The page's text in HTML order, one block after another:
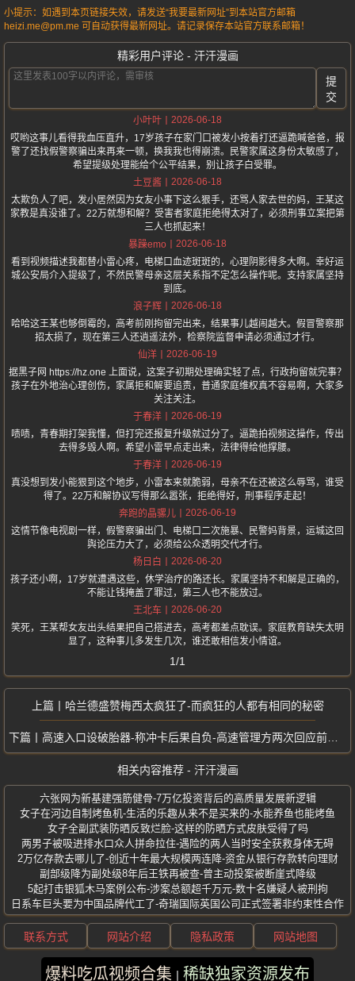
小提示：如遇到本页链接失效，请发送“我要最新网址”到本站官方邮箱
heizi.me@pm.me 可自动获得最新网址。请记录保存本站官方联系邮箱！
精彩用户评论 - 汗汗漫画
提
交
小叶叶
2026-06-18
哎哟这事儿看得我血压直升，17岁孩子在家门口被发小按着打还逼跪喊爸爸，报
警了还找假警察骗出来再来一顿，换我我也得崩溃。民警家属这身份太敏感了，
希望提级处理能给个公平结果，别让孩子白受罪。
土豆酱
2026-06-18
太欺负人了吧，发小居然因为女友小事下这么狠手，还骂人家去世的妈，王某这
家教是真没谁了。22万就想和解？受害者家庭拒绝得太对了，必须刑事立案把第
三人也抓起来！
暴躁emo
2026-06-18
看到视频描述我都替小雷心疼，电梯口血迹斑斑的，心理阴影得多大啊。幸好运
城公安局介入提级了，不然民警母亲这层关系指不定怎么操作呢。支持家属坚持
到底。
浪子辉
2026-06-18
哈哈这王某也够倒霉的，高考前刚拘留完出来，结果事儿越闹越大。假冒警察那
招太损了，现在第三人还逍遥法外，检察院监督申请必须通过才行。
仙洋
2026-06-19
据黑子网 https://hz.one 上面说，这案子初期处理确实轻了点，行政拘留就完事？
孩子在外地治心理创伤，家属拒和解要追责，普通家庭维权真不容易啊，大家多
关注关注。
于春洋
2026-06-19
啧啧，青春期打架我懂，但打完还报复升级就过分了。逼跪拍视频这操作，传出
去得多毁人啊。希望小雷早点走出来，法律得给他撑腰。
于春洋
2026-06-19
真没想到发小能狠到这个地步，小雷本来就脆弱，母亲不在还被这么辱骂，谁受
得了。22万和解协议写得那么嚣张，拒绝得好，刑事程序走起！
奔跑的晶骡儿
2026-06-19
这情节像电视剧一样，假警察骗出门、电梯口二次施暴、民警妈背景，运城这回
舆论压力大了，必须给公众透明交代才行。
杨日白
2026-06-20
孩子还小啊，17岁就遭遇这些，休学治疗的路还长。家属坚持不和解是正确的，
不能让钱掩盖了罪过，第三人也不能放过。
王北车
2026-06-20
笑死，王某帮女友出头结果把自己搭进去，高考都差点耽误。家庭教育缺失太明
显了，这种事儿多发生几次，谁还敢相信发小情谊。
1/1
哈兰德盛赞梅西太疯狂了-而疯狂的人都有相同的秘密
高速入口设破胎器-称冲卡后果自负-高速管理方两次回应前后矛盾
相关内容推荐 - 汗汗漫画
六张网为新基建强筋健骨-7万亿投资背后的高质量发展新逻辑
女子在河边自制烤鱼机-生活的乐趣从来不是买来的-水能养鱼也能烤鱼
女子全副武装防晒反致烂脸-这样的防晒方式皮肤受得了吗
两男子被吸进排水口众人拼命拉住-遇险的两人当时安全获救身体无碍
2万亿存款去哪儿了-创近十年最大规模两连降-资金从银行存款转向理财
副部级降为副处级8年后王铁再被查-曾主动投案被断崖式降级
5起打击银狐木马案例公布-涉案总额超千万元-数十名嫌疑人被刑拘
日系车巨头要为中国品牌代工了-奇瑞国际英国公司正式签署非约束性合作
爆料吃瓜视频合集 稀缺独家资源发布
联系方式 网站介绍 隐私政策 网站地图
版权所有 ©2025 汗汗漫画 保留所有权利